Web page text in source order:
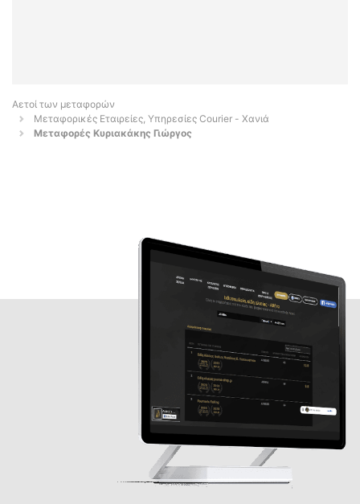
Αετοί των μεταφορών
Μεταφορικές Εταιρείες, Υπηρεσίες Courier - Χανιά
Μεταφορές Κυριακάκης Γιώργος